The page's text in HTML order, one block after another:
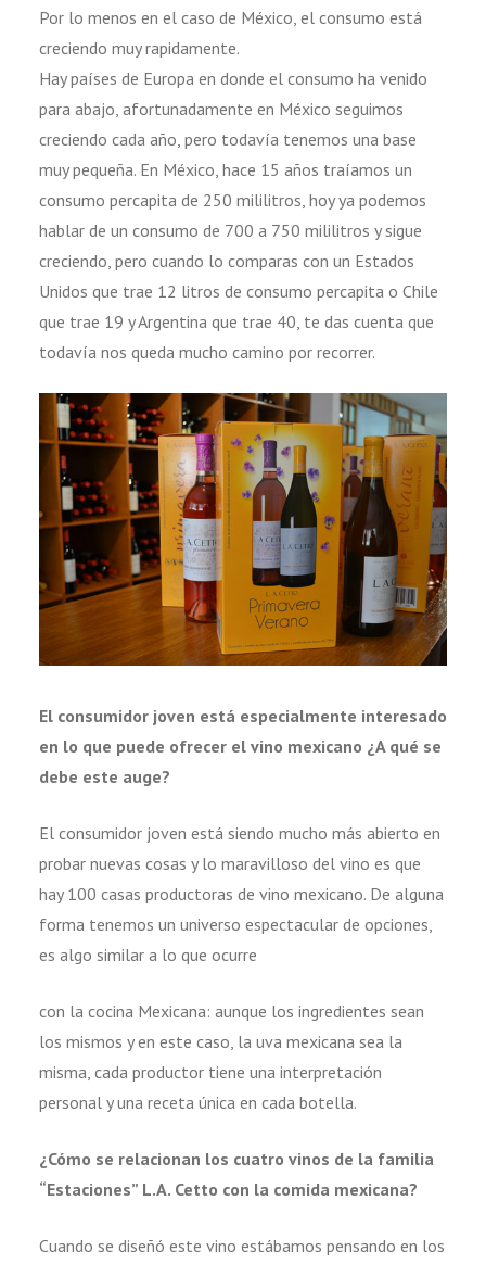
Por lo menos en el caso de México, el consumo está
creciendo muy rapidamente.
Hay países de Europa en donde el consumo ha venido
para abajo, afortunadamente en México seguimos
creciendo cada año, pero todavía tenemos una base
muy pequeña. En México, hace 15 años traíamos un
consumo percapita de 250 mililitros, hoy ya podemos
hablar de un consumo de 700 a 750 mililitros y sigue
creciendo, pero cuando lo comparas con un Estados
Unidos que trae 12 litros de consumo percapita o Chile
que trae 19 y Argentina que trae 40, te das cuenta que
todavía nos queda mucho camino por recorrer.
El consumidor joven está especialmente interesado
en lo que puede ofrecer el vino mexicano ¿A qué se
debe este auge?
El consumidor joven está siendo mucho más abierto en
probar nuevas cosas y lo maravilloso del vino es que
hay 100 casas productoras de vino mexicano. De alguna
forma tenemos un universo espectacular de opciones,
es algo similar a lo que ocurre
con la cocina Mexicana: aunque los ingredientes sean
los mismos y en este caso, la uva mexicana sea la
misma, cada productor tiene una interpretación
personal y una receta única en cada botella.
¿Cómo se relacionan los cuatro vinos de la familia
“Estaciones” L.A. Cetto con la comida mexicana?
Cuando se diseñó este vino estábamos pensando en los